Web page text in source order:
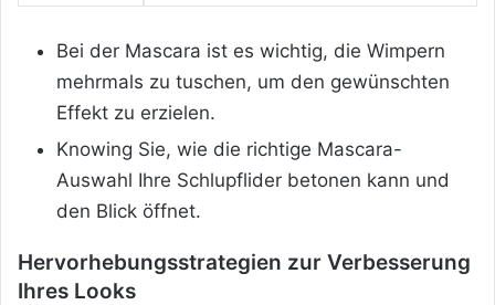
Bei der Mascara ist es wichtig, die Wimpern
mehrmals zu tuschen, um den gewünschten
Effekt zu erzielen.
Knowing Sie, wie die richtige Mascara-
Auswahl Ihre Schlupflider betonen kann und
den Blick öffnet.
Hervorhebungsstrategien zur Verbesserung
Ihres Looks